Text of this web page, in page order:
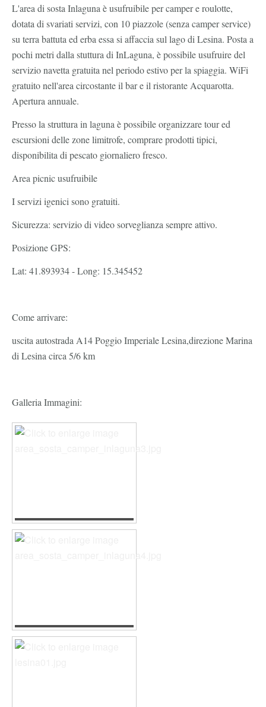
L'area di sosta Inlaguna è usufruibile per camper e roulotte,
dotata di svariati servizi, con 10 piazzole (senza camper service)
su terra battuta ed erba essa si affaccia sul lago di Lesina. Posta a
pochi metri dalla stuttura di InLaguna, è possibile usufruire del
servizio navetta gratuita nel periodo estivo per la spiaggia. WiFi
gratuito nell'area circostante il bar e il ristorante Acquarotta.
Apertura annuale.
Presso la struttura in laguna è possibile organizzare tour ed
escursioni delle zone limitrofe, comprare prodotti tipici,
disponibilita di pescato giornaliero fresco.
Area picnic usufruibile
I servizi igenici sono gratuiti.
Sicurezza: servizio di video sorveglianza sempre attivo.
Posizione GPS:
Lat: 41.893934 - Long: 15.345452
Come arrivare:
uscita autostrada A14 Poggio Imperiale Lesina,direzione Marina
di Lesina circa 5/6 km
Galleria Immagini: